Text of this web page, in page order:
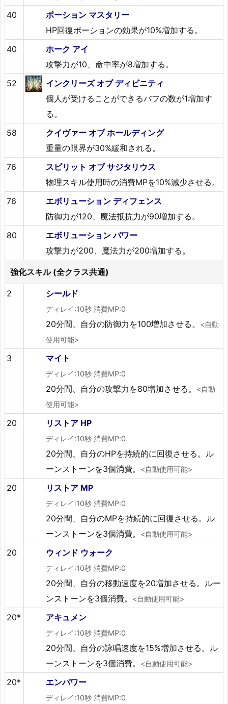
40
ポーション マスタリー
HP回復ポーションの効果が10%増加する。
40
ホーク アイ
攻撃力が10、命中率が8増加する。
52
インクリーズ オブ ディビニティ
個人が受けることができるバフの数が1増加す
る。
58
クイヴァー オブ ホールディング
重量の限界が30%緩和される。
76
スピリット オブ サジタリウス
物理スキル使用時の消費MPを10%減少させる。
76
エボリューション ディフェンス
防御力が120、魔法抵抗力が90増加する。
80
エボリューション パワー
攻撃力が200、魔法力が200増加する。
強化スキル (全クラス共通)
2 シールド
ディレイ:10秒 消費MP:0
20分間、自分の防御力を100増加させる。
<自動
使用可能>
3 マイト
ディレイ:10秒 消費MP:0
20分間、自分の攻撃力を80増加させる。
<自動
使用可能>
20 リストア HP
ディレイ:10秒 消費MP:0
20分間、自分のHPを持続的に回復させる。ル
ーンストーンを3個消費。
<自動使用可能>
20 リストア MP
ディレイ:10秒 消費MP:0
20分間、自分のMPを持続的に回復させる。ル
ーンストーンを3個消費。
<自動使用可能>
20 ウィンド ウォーク
ディレイ:10秒 消費MP:0
20分間、自分の移動速度を20増加させる。ルー
ンストーンを3個消費。
<自動使用可能>
20* アキュメン
ディレイ:10秒 消費MP:0
20分間、自分の詠唱速度を15%増加させる。ル
ーンストーンを3個消費。
<自動使用可能>
20* エンパワー
ディレイ:10秒 消費MP:0